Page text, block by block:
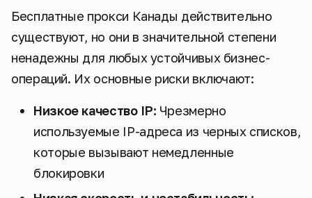
Бесплатные прокси Канады действительно
существуют, но они в значительной степени
ненадежны для любых устойчивых бизнес-
операций. Их основные риски включают:
Низкое качество IP: Чрезмерно
используемые IP-адреса из черных списков,
которые вызывают немедленные
блокировки